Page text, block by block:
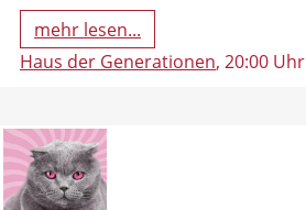
mehr lesen...
Haus der Generationen, 20:00 Uhr